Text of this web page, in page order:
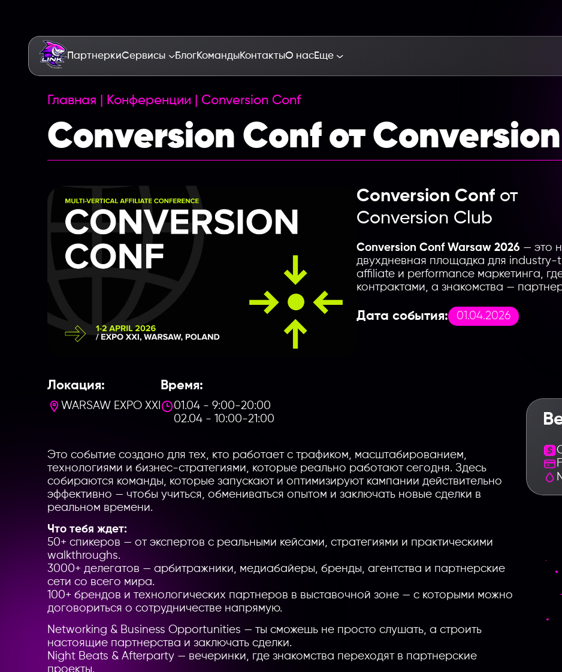
ПартнеркиСервисы БлогКомандыКонтактыО насЕще
Главная Конференции Conversion Conf
Conversion Conf от
Conversion Conf от
Conversion Club
Conversion Conf Warsaw 2026 — это
двухдневная площадка для industry-
affiliate и performance маркетинга,
контрактами, а знакомства —
Дата события: 01.04.2026
Локация:
WARSAW EXPO XXI
Время:
01.04 - 9:00-20:00
02.04 - 10:00-21:00
Это событие создано для тех, кто работает с трафиком, масштабированием,
технологиями и бизнес-стратегиями, которые реально работают сегодня. Здесь
собираются команды, которые запускают и оптимизируют кампании действительно
эффективно — чтобы учиться, обмениваться опытом и заключать новые сделки в
реальном времени.
Что тебя ждет:
50+ спикеров — от экспертов с реальными кейсами, стратегиями и практическими
walkthroughs.
3000+ делегатов — арбитражники, медиабайеры, бренды, агентства и партнерские
сети со всего мира.
100+ брендов и технологических партнеров в выставочной зоне — с которыми можно
договориться о сотрудничестве напрямую.
Networking & Business Opportunities — ты сможешь не просто слушать, а строить
настоящие партнерства и заключать сделки.
Night Beats & Afterparty — вечеринки, где знакомства переходят в партнерские
проекты.